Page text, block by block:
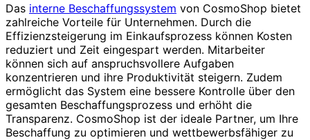
Das interne Beschaffungssystem von CosmoShop bietet
zahlreiche Vorteile für Unternehmen. Durch die
Effizienzsteigerung im Einkaufsprozess können Kosten
reduziert und Zeit eingespart werden. Mitarbeiter
können sich auf anspruchsvollere Aufgaben
konzentrieren und ihre Produktivität steigern. Zudem
ermöglicht das System eine bessere Kontrolle über den
gesamten Beschaffungsprozess und erhöht die
Transparenz. CosmoShop ist der ideale Partner, um Ihre
Beschaffung zu optimieren und wettbewerbsfähiger zu